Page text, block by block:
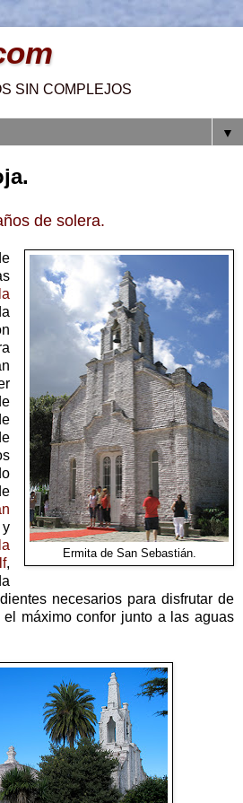
SIN COMPLEJOS
▼
de solera.
Ermita de San Sebastián.
,
necesarios para disfrutar de
máximo confor junto a las aguas